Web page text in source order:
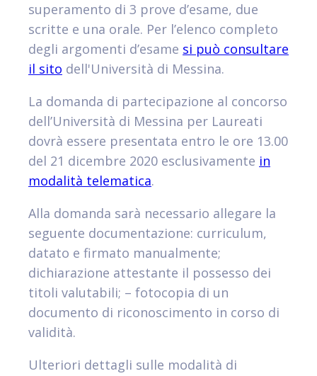
superamento di 3 prove d’esame, due
scritte e una orale. Per l’elenco completo
degli argomenti d’esame si può consultare
il sito dell'Università di Messina.
La domanda di partecipazione al concorso
dell’Università di Messina per Laureati
dovrà essere presentata entro le ore 13.00
del 21 dicembre 2020 esclusivamente in
modalità telematica.
Alla domanda sarà necessario allegare la
seguente documentazione: curriculum,
datato e firmato manualmente;
dichiarazione attestante il possesso dei
titoli valutabili; – fotocopia di un
documento di riconoscimento in corso di
validità.
Ulteriori dettagli sulle modalità di